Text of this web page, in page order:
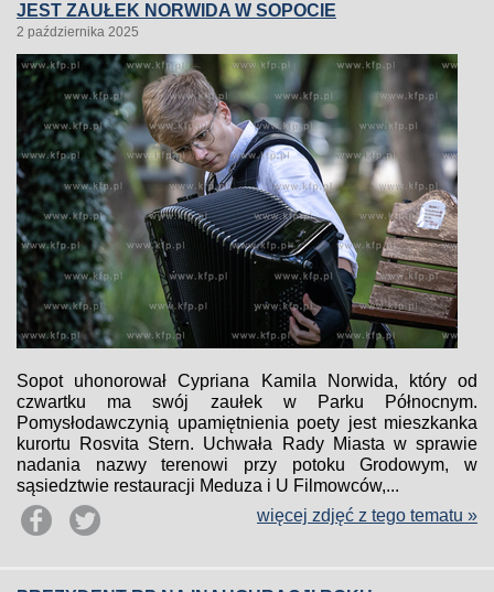
JEST ZAUŁEK NORWIDA W SOPOCIE
2 października 2025
Sopot uhonorował Cypriana Kamila Norwida, który od
czwartku ma swój zaułek w Parku Północnym.
Pomysłodawczynią upamiętnienia poety jest mieszkanka
kurortu Rosvita Stern. Uchwała Rady Miasta w sprawie
nadania nazwy terenowi przy potoku Grodowym, w
sąsiedztwie restauracji Meduza i U Filmowców,...
więcej zdjęć z tego tematu »